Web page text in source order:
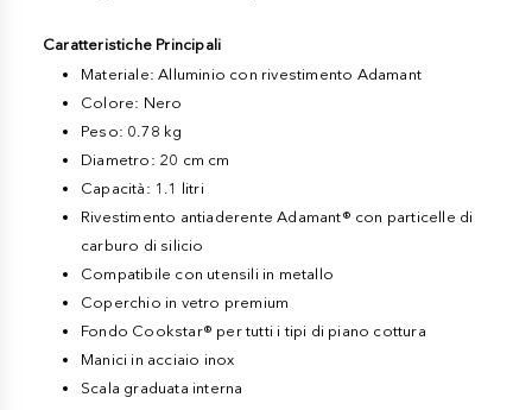
Caratteristiche Principali
Materiale: Alluminio con rivestimento Adamant
Colore: Nero
Peso: 0.78 kg
Diametro: 20 cm cm
Capacità: 1.1 litri
Rivestimento antiaderente Adamant® con particelle di
carburo di silicio
Compatibile con utensili in metallo
Coperchio in vetro premium
Fondo Cookstar® per tutti i tipi di piano cottura
Manici in acciaio inox
Scala graduata interna